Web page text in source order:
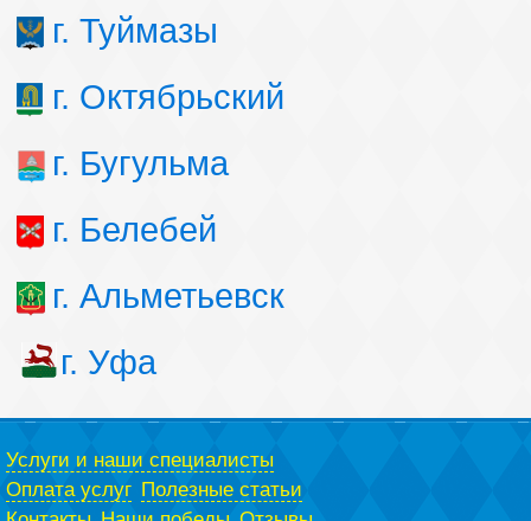
г. Туймазы
г. Октябрьский
г. Бугульма
г. Белебей
г. Альметьевск
г. Уфа
Услуги и наши специалисты
Оплата услуг Полезные статьи